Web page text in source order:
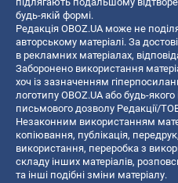
будь-якій формі.
Редакція OBOZ.UA може не
авторському матеріалі. За
в рекламних матеріалах,
Заборонено використання
хоч із зазначенням
логотипу OBOZ.UA або будь-
письмового дозволу Редакції/
Незаконним використанням
копiювання, публiкацiя,
використання, переробка з
складу інших матеріалів,
та інші подібні зміни матеріалу.